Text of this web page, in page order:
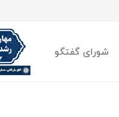
شورای گفتگو